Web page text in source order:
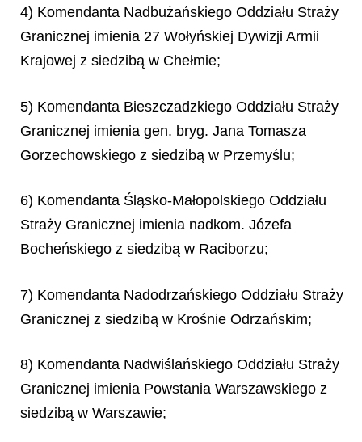
4) Komendanta Nadbużańskiego Oddziału Straży
Granicznej imienia 27 Wołyńskiej Dywizji Armii
Krajowej z siedzibą w Chełmie;
5) Komendanta Bieszczadzkiego Oddziału Straży
Granicznej imienia gen. bryg. Jana Tomasza
Gorzechowskiego z siedzibą w Przemyślu;
6) Komendanta Śląsko-Małopolskiego Oddziału
Straży Granicznej imienia nadkom. Józefa
Bocheńskiego z siedzibą w Raciborzu;
7) Komendanta Nadodrzańskiego Oddziału Straży
Granicznej z siedzibą w Krośnie Odrzańskim;
8) Komendanta Nadwiślańskiego Oddziału Straży
Granicznej imienia Powstania Warszawskiego z
siedzibą w Warszawie;